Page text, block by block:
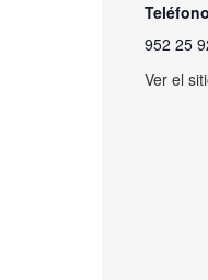
Teléfono
952 25
Ver el